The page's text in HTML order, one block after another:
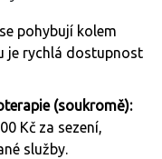
pohybují kolem
je rychlá dostupnost
(soukromě):
Kč za sezení,
služby.